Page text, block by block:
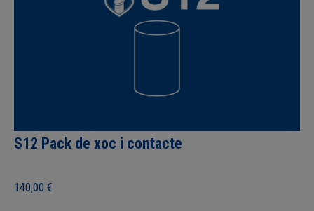
S12 Pack de xoc i contacte
140,00 €